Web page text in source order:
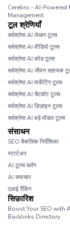
Cerebro - AI-Powered
Management
टूल श्रेणियाँ
सर्वश्रेष्ठ AI लेखन टूल्स
सर्वश्रेष्ठ AI वीडियो टूल्स
सर्वश्रेष्ठ AI कोड टूल्स
सर्वश्रेष्ठ AI जीवन सहायक
सर्वश्रेष्ठ AI मार्केटिंग टूल्स
सर्वश्रेष्ठ AI चैटबॉट टूल्स
सर्वश्रेष्ठ AI डिज़ाइन टूल्स
सर्वश्रेष्ठ AI बड़े मॉडल टूल्स
संसाधन
SEO बैकलिंक निर्देशिका
स्टार्टअप
AI टूल्स ब्लॉग
AI समाचार
एआई रैंकिंग
सिफ़ारिश
Boost Your SEO with
Backlinks Directory